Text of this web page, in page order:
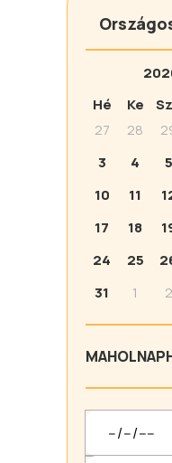
Hé
Ke
27
28
3
4 5
10
11
17
18
24
25
31
1 2
MAHOLNAP